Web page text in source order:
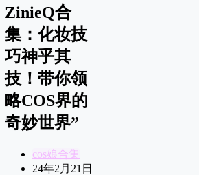
ZinieQ合
集：化妆技
巧神乎其
技！带你领
略COS界的
奇妙世界”
cos娘合集
24年2月21日